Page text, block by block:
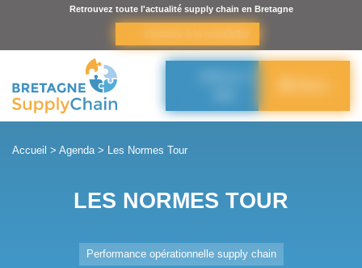
Retrouvez toute l'actualité supply chain en Bretagne
Accueil > Agenda > Les Normes Tour
LES NORMES TOUR
Performance opérationnelle supply chain
Panneau de gestion des cookies